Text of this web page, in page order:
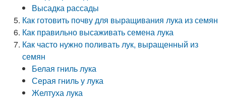
Высадка рассады
Как готовить почву для выращивания лука из семян
Как правильно высаживать семена лука
Как часто нужно поливать лук, выращенный из
семян
Белая гниль лука
Серая гниль у лука
Желтуха лука